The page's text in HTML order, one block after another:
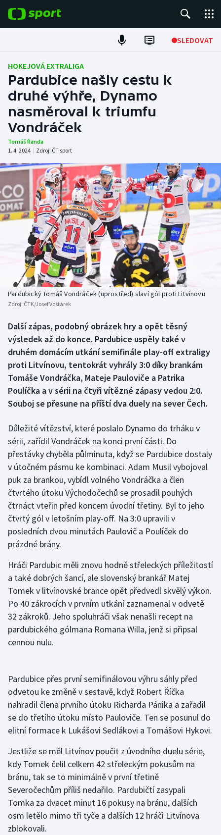
SLEDOVAT
ME v atletice
ME v plavání
Fotbal
Hokej
DALŠÍ SPORTY
Americký fotbal
Atletika
Baseball a softbal
Basketbal
Biatlon
Boby a skeleton
Box
Curling
Cyklistika
Florbal
Futsal
Golf
Gymnastika
Házená
Jezdectví
Judo
Krasobruslení
Lezení
Moderní pětiboj
Motorsport
Olympijské hry
Parasport
Plavání
Plážový volejbal
Ragby
NEPŘEHLÉDNĚTE
Soutěže
Historické návraty
Aplikace ČT sport
AZ kvíz
HOKEJOVÁ EXTRALIGA
Pardubice našly cestu k
druhé výhře, Dynamo
nasměroval k triumfu
Vondráček
Tomáš Řanda
1. 4. 2024 | Zdroj: ČT sport
Pardubický Tomáš Vondráček (uprostřed) slaví gól proti Litvínovu
Zdroj: ČTK/Josef Vostárek
Další zápas, podobný obrázek hry a opět těsný
výsledek až do konce. Pardubice uspěly také v
druhém domácím utkání semifinále play-off extraligy
proti Litvínovu, tentokrát vyhrály 3:0 díky brankám
Tomáše Vondráčka, Mateje Pauloviče a Patrika
Poulíčka a v sérii na čtyři vítězné zápasy vedou 2:0.
Souboj se přesune na příští dva duely na sever Čech.
Důležité vítězství, které poslalo Dynamo do trháku v
sérii, zařídil Vondráček na konci první části. Do
přestávky chyběla půlminuta, když se Pardubice dostaly
v útočném pásmu ke kombinaci. Adam Musil vybojoval
puk za brankou, vybídl volného Vondráčka a člen
čtvrtého útoku Východočechů se prosadil pouhých
čtrnáct vteřin před koncem úvodní třetiny. Byl to jeho
čtvrtý gól v letošním play-off. Na 3:0 upravili v
posledních dvou minutách Paulovič a Poulíček do
prázdné brány.
Hráči Pardubic měli znovu hodně střeleckých příležitostí
a také dobrých šancí, ale slovenský brankář Matej
Tomek v litvínovské brance opět předvedl skvělý výkon.
Po 40 zákrocích v prvním utkání zaznamenal v odvetě
32 zákroků. Jeho spoluhráči však nenašli recept na
pardubického gólmana Romana Willa, jenž si připsal
cennou nulu.
Pardubice přes první semifinálovou výhru sáhly před
odvetou ke změně v sestavě, když Robert Říčka
nahradil člena prvního útoku Richarda Pánika a zařadil
se do třetího útoku místo Pauloviče. Ten se posunul do
elitní formace k Lukášovi Sedlákovi a Tomášovi Hykovi.
Jestliže se měl Litvínov poučit z úvodního duelu série,
kdy Tomek čelil celkem 42 střeleckým pokusům na
bránu, tak se to minimálně v první třetině
Severočechům příliš nedařilo. Pardubičtí zasypali
Tomka za dvacet minut 16 pokusy na bránu, dalších
osm letělo mimo tři tyče a dalších 12 hráči Litvínova
zblokovali.